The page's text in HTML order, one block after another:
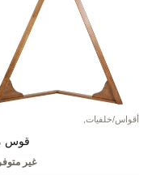
أقواس/خلفيات,
قوس
غير